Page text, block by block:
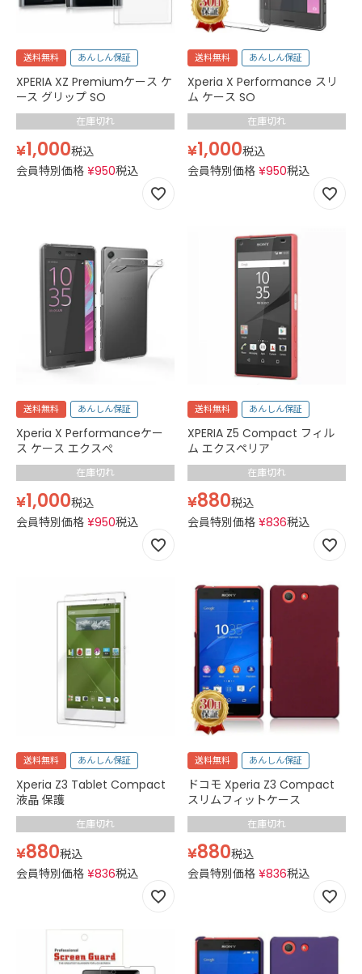
送料無料 あんしん保証
XPERIA XZ Premiumケース ケ
ース グリップ SO
在庫切れ
¥1,000税込
会員特別価格 ¥950税込
送料無料 あんしん保証
Xperia X Performance スリ
ム ケース SO
在庫切れ
¥1,000税込
会員特別価格 ¥950税込
送料無料 あんしん保証
Xperia X Performanceケー
ス ケース エクスぺ
在庫切れ
¥1,000税込
会員特別価格 ¥950税込
送料無料 あんしん保証
XPERIA Z5 Compact フィル
ム エクスペリア
在庫切れ
¥880税込
会員特別価格 ¥836税込
送料無料 あんしん保証
Xperia Z3 Tablet Compact
液晶 保護
在庫切れ
¥880税込
会員特別価格 ¥836税込
送料無料 あんしん保証
ドコモ Xperia Z3 Compact
スリムフィットケース
在庫切れ
¥880税込
会員特別価格 ¥836税込